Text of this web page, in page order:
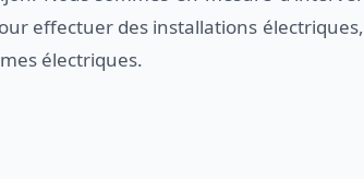
effectuer des installations
électriques.